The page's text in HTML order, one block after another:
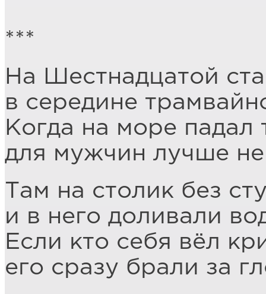
***
На Шестнадцатой
в середине
Когда на море падал
для мужчин лучше
Там на столик без
и в него доливали
Если кто себя вёл
его сразу брали за